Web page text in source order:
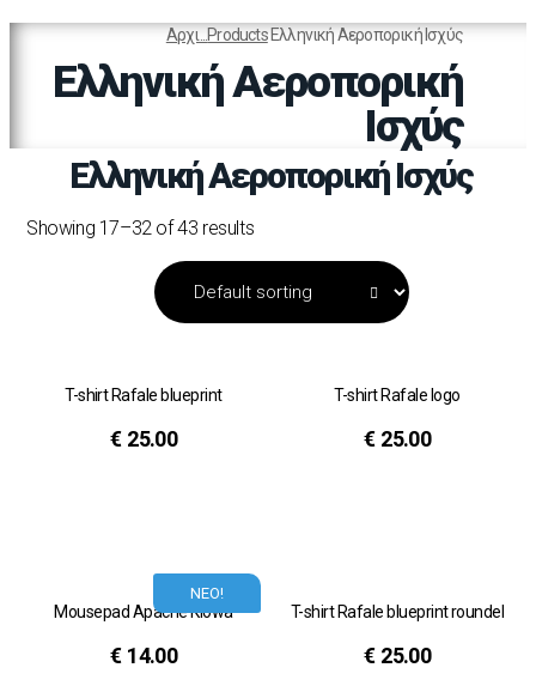
Αρχι... ProductsΕλληνική Αεροπορική Ισχύς
Ελληνική Αεροπορική
Ισχύς
Ελληνική Αεροπορική Ισχύς
Showing 17–32 of 43 results
T-shirt Rafale blueprint
€ 25.00
T-shirt Rafale logo
€ 25.00
ΝΕΟ!
Mousepad Apache Kiowa
€ 14.00
T-shirt Rafale blueprint roundel
€ 25.00